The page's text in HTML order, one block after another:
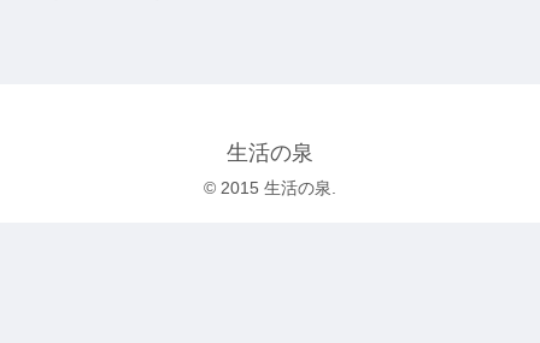
生活の泉
© 2015 生活の泉.